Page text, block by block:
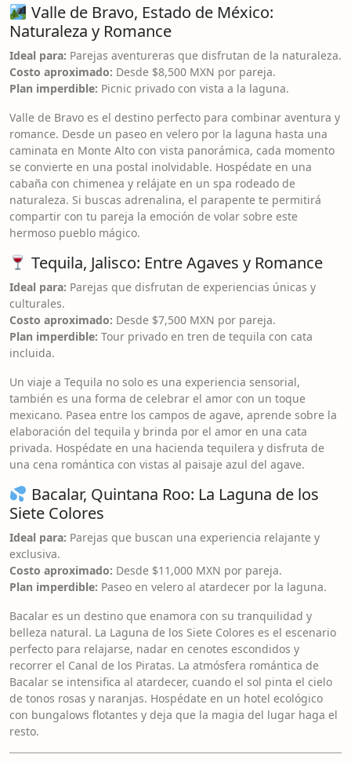
Valle de Bravo, Estado de México:
Naturaleza y Romance
Ideal para: Parejas aventureras que disfrutan de la naturaleza.
Costo aproximado: Desde $8,500 MXN por pareja.
Plan imperdible: Picnic privado con vista a la laguna.
Valle de Bravo es el destino perfecto para combinar aventura y
romance. Desde un paseo en velero por la laguna hasta una
caminata en Monte Alto con vista panorámica, cada momento
se convierte en una postal inolvidable. Hospédate en una
cabaña con chimenea y relájate en un spa rodeado de
naturaleza. Si buscas adrenalina, el parapente te permitirá
compartir con tu pareja la emoción de volar sobre este
hermoso pueblo mágico.
Tequila, Jalisco: Entre Agaves y Romance
Ideal para: Parejas que disfrutan de experiencias únicas y
culturales.
Costo aproximado: Desde $7,500 MXN por pareja.
Plan imperdible: Tour privado en tren de tequila con cata
incluida.
Un viaje a Tequila no solo es una experiencia sensorial,
también es una forma de celebrar el amor con un toque
mexicano. Pasea entre los campos de agave, aprende sobre la
elaboración del tequila y brinda por el amor en una cata
privada. Hospédate en una hacienda tequilera y disfruta de
una cena romántica con vistas al paisaje azul del agave.
Bacalar, Quintana Roo: La Laguna de los
Siete Colores
Ideal para: Parejas que buscan una experiencia relajante y
exclusiva.
Costo aproximado: Desde $11,000 MXN por pareja.
Plan imperdible: Paseo en velero al atardecer por la laguna.
Bacalar es un destino que enamora con su tranquilidad y
belleza natural. La Laguna de los Siete Colores es el escenario
perfecto para relajarse, nadar en cenotes escondidos y
recorrer el Canal de los Piratas. La atmósfera romántica de
Bacalar se intensifica al atardecer, cuando el sol pinta el cielo
de tonos rosas y naranjas. Hospédate en un hotel ecológico
con bungalows flotantes y deja que la magia del lugar haga el
resto.